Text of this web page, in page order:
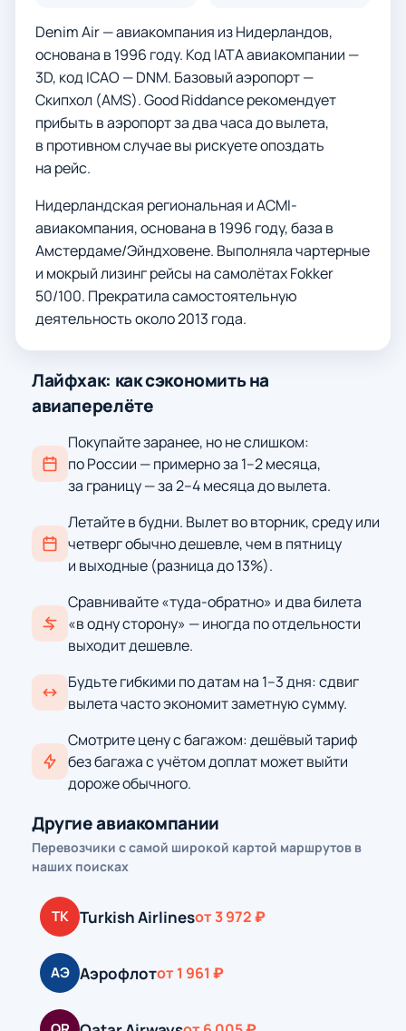
Denim Air — авиакомпания из Нидерландов,
основана в 1996 году. Код IATA авиакомпании —
3D, код ICAO — DNM. Базовый аэропорт —
Скипхол (AMS). Good Riddance рекомендует
прибыть в аэропорт за два часа до вылета,
в противном случае вы рискуете опоздать
на рейс.
Нидерландская региональная и ACMI-
авиакомпания, основана в 1996 году, база в
Амстердаме/Эйндховене. Выполняла чартерные
и мокрый лизинг рейсы на самолётах Fokker
50/100. Прекратила самостоятельную
деятельность около 2013 года.
Лайфхак: как сэкономить на
авиаперелёте
Покупайте заранее, но не слишком:
по России — примерно за 1–2 месяца,
за границу — за 2–4 месяца до вылета.
Летайте в будни. Вылет во вторник, среду или
четверг обычно дешевле, чем в пятницу
и выходные (разница до 13%).
Сравнивайте «туда-обратно» и два билета
«в одну сторону» — иногда по отдельности
выходит дешевле.
Будьте гибкими по датам на 1–3 дня: сдвиг
вылета часто экономит заметную сумму.
Смотрите цену с багажом: дешёвый тариф
без багажа с учётом доплат может выйти
дороже обычного.
Другие авиакомпании
Перевозчики с самой широкой картой маршрутов в
наших поисках
TK Turkish Airlinesот 3 972 ₽
АЭ Аэрофлотот 1 961 ₽